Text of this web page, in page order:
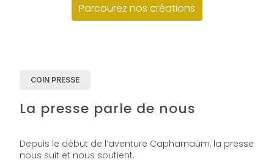
Parcourez nos créations
COIN PRESSE
La presse parle de nous
Depuis le début de l’aventure Capharnaüm, la presse
nous suit et nous soutient.